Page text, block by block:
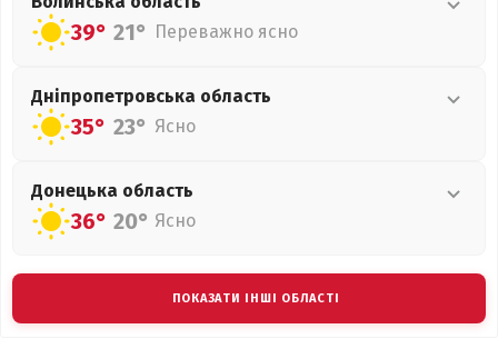
39° 21° Переважно ясно
Дніпропетровська область
35° 23° Ясно
Донецька область
36° 20° Ясно
ПОКАЗАТИ ІНШІ ОБЛАСТІ